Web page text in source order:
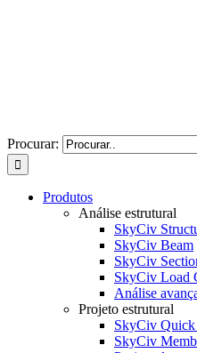
Procurar:
Produtos
Análise estrutural
SkyCiv
SkyCiv Beam
SkyCiv
SkyCiv Load
Análise
Projeto estrutural
SkyCiv Quick
SkyCiv